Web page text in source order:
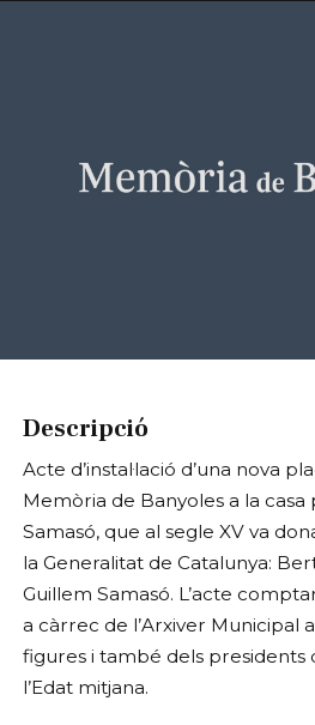
Descripció
Acte d’instal·lació d’una nova
Memòria de Banyoles a la casa
Samasó, que al segle XV va
la Generalitat de Catalunya:
Guillem Samasó. L’acte
a càrrec de l’Arxiver Municipal
figures i també dels presidents
l’Edat mitjana.